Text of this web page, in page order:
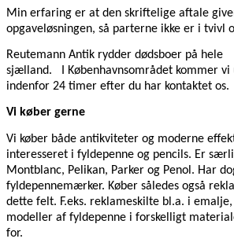
Min erfaring er at den skriftelige aftale
opgaveløsningen, så parterne ikke er i tvivl
Reutemann Antik rydder dødsboer på hele
sjælland. I Københavnsområdet kommer vi
indenfor 24 timer efter du har kontaktet os.
Vi køber gerne
Vi køber både antikviteter og moderne
interesseret i fyldepenne og pencils. Er
Montblanc, Pelikan, Parker og Penol. Har
fyldepennemærker. Køber således også
dette felt. F.eks. reklameskilte bl.a. i
modeller af fyldepenne i forskelligt
for.